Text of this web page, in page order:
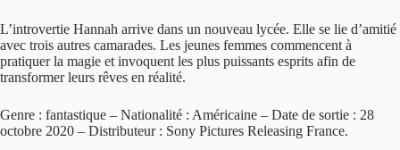
L’introvertie Hannah arrive dans un nouveau lycée. Elle se lie d’amitié
avec trois autres camarades. Les jeunes femmes commencent à
pratiquer la magie et invoquent les plus puissants esprits afin de
transformer leurs rêves en réalité.
Genre : fantastique – Nationalité : Américaine – Date de sortie : 28
octobre 2020 – Distributeur : Sony Pictures Releasing France.